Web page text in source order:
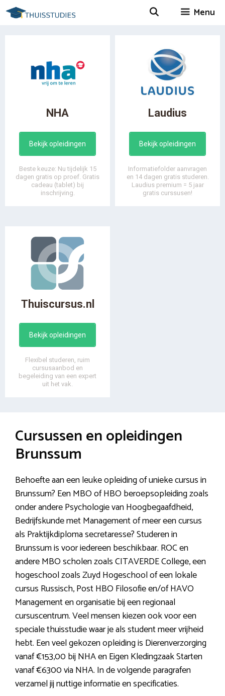
Spring
naar
Menu
NHA
Bekijk opleidingen
Beste keuze: Nu tijdelijk 15
dagen gratis op proef. Gratis
cadeau (tablet) bij
inschrijving.
Laudius
Bekijk opleidingen
Informatiefolder aanvragen
en 14 dagen gratis studeren.
Laudius premium = 5 jaar
gratis curssusen!
Thuiscursus.nl
Bekijk opleidingen
Flexibel studeren, ruim
cursusaanbod en
begeleiding van een expert
uit het vak.
Cursussen en opleidingen
Brunssum
Behoefte aan een leuke opleiding of unieke cursus in
Brunssum? Een MBO of HBO beroepsopleiding zoals
onder andere Psychologie van Hoogbegaafdheid,
Bedrijfskunde met Management of meer een cursus
als Praktijkdiploma secretaresse? Studeren in
Brunssum is voor iedereen beschikbaar. ROC en
andere MBO scholen zoals CITAVERDE College, een
hogeschool zoals Zuyd Hogeschool of een lokale
cursus Russisch, Post HBO Filosofie en/of HAVO
Management en organisatie bij een regionaal
cursuscentrum. Veel mensen kiezen ook voor een
speciale thuisstudie waar je als student meer vrijheid
hebt. Een veel gekozen opleiding is Dierenverzorging
vanaf €153,00 bij NHA en Eigen Kledingzaak Starten
vanaf €6300 via NHA. In de volgende paragrafen
verzamel jij nuttige informatie en specificaties.